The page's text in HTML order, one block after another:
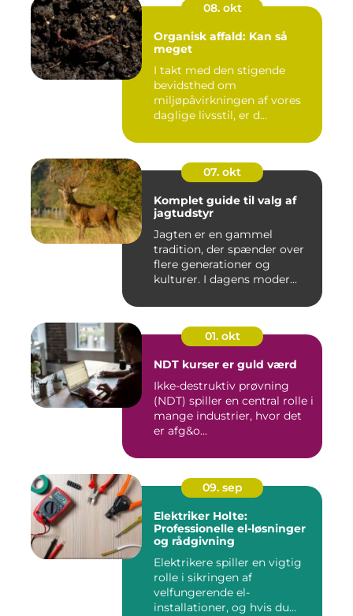
08. okt
Organisk affald: Kan så
meget
I takt med den stigende
bevidsthed om
miljøpåvirkningen af vores
daglige livsstil, er d...
07. okt
Komplet guide til valg af
jagtudstyr
Jagten er en gammel
tradition, der spænder over
flere generationer og
kulturer. I dagens moder...
01. okt
NDT kurser er guld værd
Ikke-destruktiv prøvning
(NDT) spiller en central rolle i
mange industrier, hvor det
er afg&o...
09. sep
Elektriker Holte:
Professionelle el-løsninger
og rådgivning
Elektrikere spiller en vigtig
rolle i sikringen af
velfungerende el-
installationer, og hvis du